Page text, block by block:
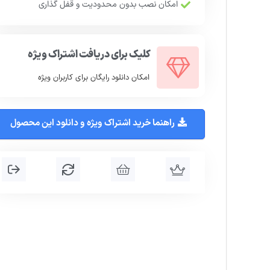
امکان نصب بدون محدودیت و قفل گذاری
کلیک برای دریافت اشتراک ویژه
امکان دانلود رایگان برای کاربران ویژه
راهنما خرید اشتراک ویژه و دانلود این محصول